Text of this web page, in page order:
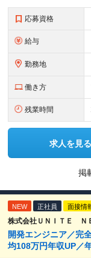
応募資格
給与
勤務地
働き方
残業時間
求人を見る
掲
NEW 正社員 面接情
株式会社ＵＮＩＴＥ Ｎ
開発エンジニア／完
均108万円年収UP／